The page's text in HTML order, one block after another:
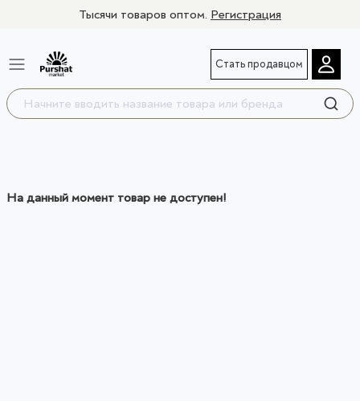
Тысячи товаров оптом. Регистрация
Стать продавцом
На данный момент товар не доступен!